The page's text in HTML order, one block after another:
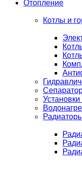
Отопление
Котлы и